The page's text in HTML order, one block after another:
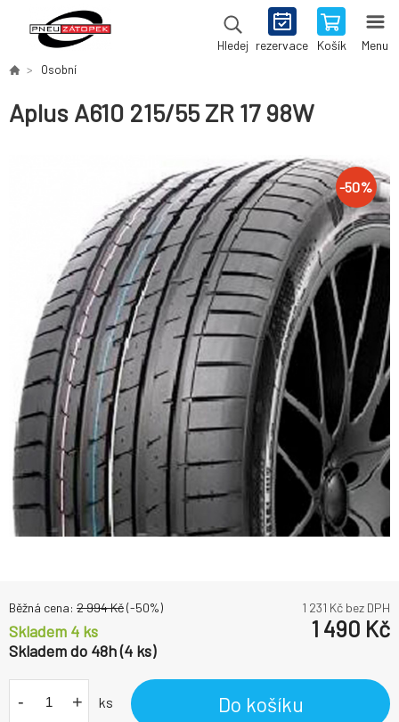
Hledej rezervace Košík Menu
Osobní
Aplus A610 215/55 ZR 17 98W
-50%
Běžná cena: 2 994Kč(-50%) 1 231 Kč bez DPH
Skladem 4 ks
Skladem do 48h (4 ks)
1 490 Kč
- + ks Do košíku